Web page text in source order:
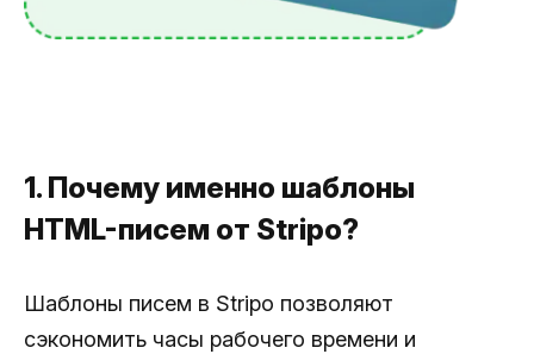
1. Почему именно шаблоны
HTML-писем от Stripo?
Шаблоны писем в Stripo позволяют
сэкономить часы рабочего времени и